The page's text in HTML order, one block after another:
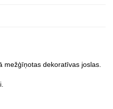
mežģīņotas dekoratīvas joslas.